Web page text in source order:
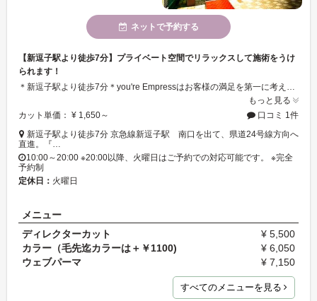
ネットで予約する
【新逗子駅より徒歩7分】プライベート空間でリラックスして施術をうけ
られます！
＊新逗子駅より徒歩7分＊you're Empressはお客様の満足を第一に考えたサービスをご提供しています！髪も心も満たされる至福の空間が、貴方のご来店をお待ちしております。
もっと見る
カット単価： ¥ 1,650～
口コミ 1件
新逗子駅より徒歩7分 京急線新逗子駅 南口を出て、県道24号線方向へ
直進。『…
10:00～20:00 ※20:00以降、火曜日はご予約での対応可能です。 ※完全
予約制
定休日： 火曜日
メニュー
ディレクターカット
¥ 5,500
カラー（毛先迄カラーは＋￥1100)
¥ 6,050
ウェブパーマ
¥ 7,150
すべてのメニューを見る